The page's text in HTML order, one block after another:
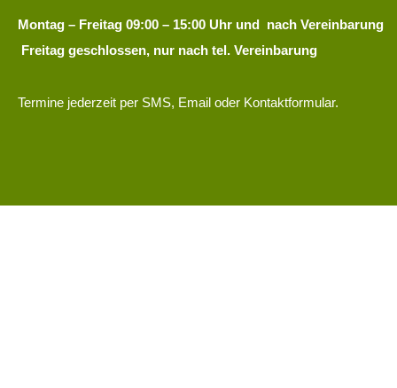
Montag – Freitag 09:00 – 15:00 Uhr und nach Vereinbarung
Freitag geschlossen, nur nach tel. Vereinbarung
Termine jederzeit per SMS, Email oder Kontaktformular.